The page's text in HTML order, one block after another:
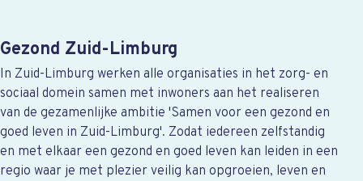
Gezond Zuid-Limburg
In Zuid-Limburg werken alle organisaties in het zorg- en
sociaal domein samen met inwoners aan het realiseren
van de gezamenlijke ambitie 'Samen voor een gezond en
goed leven in Zuid-Limburg'. Zodat iedereen zelfstandig
en met elkaar een gezond en goed leven kan leiden in een
regio waar je met plezier veilig kan opgroeien, leven en